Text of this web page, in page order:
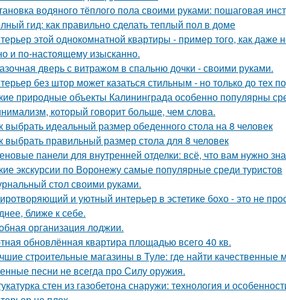
водяного тёплого пола своими руками: пошаговая
гид: как правильно сделать теплый пол в доме
этой однокомнатной квартиры - пример того, как даже
и по-настоящему изысканно.
дверь с витражом в спальню дочки - своими руками.
без штор может казаться стильным - но только до тех
природные объекты Калининграда особенно популярны
который говорит больше, чем слова.
выбрать идеальный размер обеденного стола на 8 человек
выбрать правильный размер стола для 8 человек
панели для внутренней отделки: всё, что вам нужно
экскурсии по Воронежу самые популярные среди туристов
стол своими руками.
и уютный интерьер в эстетике бохо - это не
ближе к себе.
организация лоджии.
обновлённая квартира площадью всего 40 кв.
строительные магазины в Туле: где найти качественные
песни не всегда про Силу оружия.
стен из газобетона снаружи: технология и